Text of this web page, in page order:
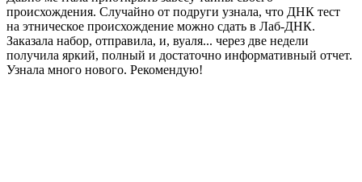
происхождения. Случайно от подруги узнала, что ДНК тест
на этническое происхождение можно сдать в Лаб-ДНК.
Заказала набор, отправила, и, вуаля... через две недели
получила яркий, полный и достаточно информативный отчет.
Узнала много нового. Рекомендую!